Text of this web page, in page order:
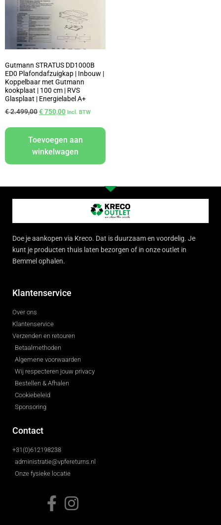
Gutmann STRATUS DD1000B
ED0 Plafondafzuigkap | Inbouw |
Koppelbaar met Gutmann
kookplaat | 100 cm | RVS
Glasplaat | Energielabel A+
€2.499,00€750,00 Incl. BTW
Toevoegen aan
winkelwagen
Doe je aankopen via Kreco. Dat is duurzaam en voordelig. Je
kunt je producten thuis laten bezorgen of in onze outlet in
Bemmel ophalen.
Klantenservice
Over ons
Klantenservice
Verzenden en retouren
Betaalmethoden
Algemene voorwaarden
Wij respecteren jouw privacy
Bestellen & Afhalen
Cookiebeleid
Sponsoring
Contact
+31(0)612198238
administratie@vpfereturns.nl
Onze fysieke locatie